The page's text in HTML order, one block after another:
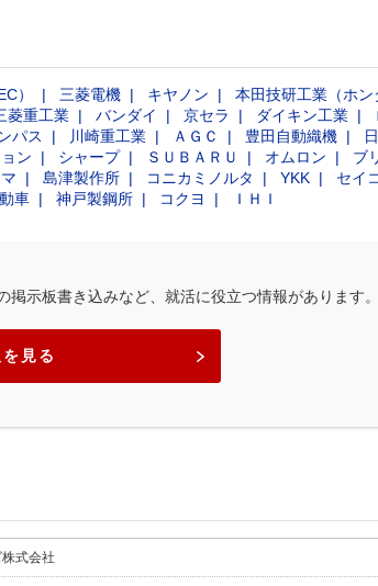
） 三菱電機 キヤノン 本田技研工業（ホン
菱重工業 バンダイ 京セラ ダイキン工業
パス 川崎重工業 ＡＧＣ 豊田自動織機
ン シャープ ＳＵＢＡＲＵ オムロン
ブ
島津製作所 コニカミノルタ YKK
セイ
車 神戸製鋼所 コクヨ ＩＨＩ
掲示板書き込みなど、就活に役立つ情報があります。
見る
式会社